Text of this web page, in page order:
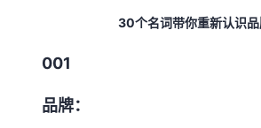
我
30个名词带你重新认识
001
品牌：